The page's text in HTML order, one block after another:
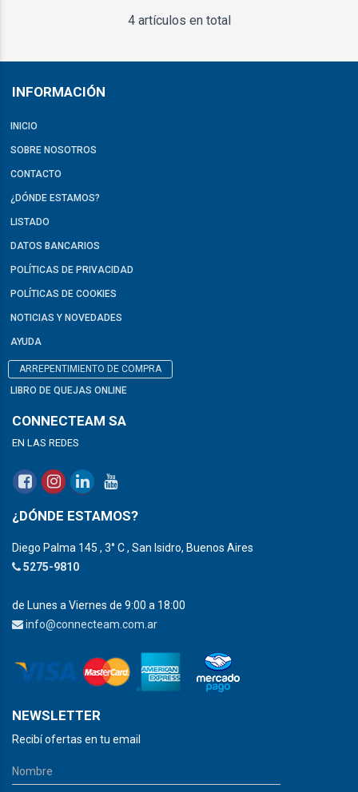
4 artículos en total
INFORMACIÓN
INICIO
SOBRE NOSOTROS
CONTACTO
¿DÓNDE ESTAMOS?
LISTADO
DATOS BANCARIOS
POLÍTICAS DE PRIVACIDAD
POLÍTICAS DE COOKIES
NOTICIAS Y NOVEDADES
AYUDA
ARREPENTIMIENTO DE COMPRA
LIBRO DE QUEJAS ONLINE
CONNECTEAM SA
EN LAS REDES
¿DÓNDE ESTAMOS?
Diego Palma 145 , 3° C , San Isidro, Buenos Aires
5275-9810
de Lunes a Viernes de 9:00 a 18:00
info@connecteam.com.ar
NEWSLETTER
Recibí ofertas en tu email